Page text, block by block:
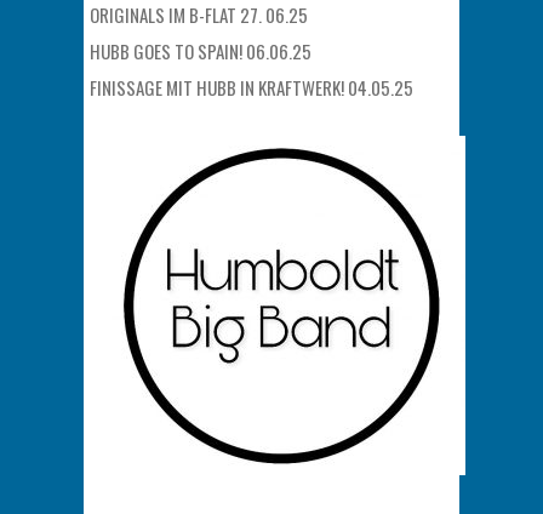
ORIGINALS IM B-FLAT 27. 06.25
HUBB GOES TO SPAIN! 06.06.25
FINISSAGE MIT HUBB IN KRAFTWERK! 04.05.25